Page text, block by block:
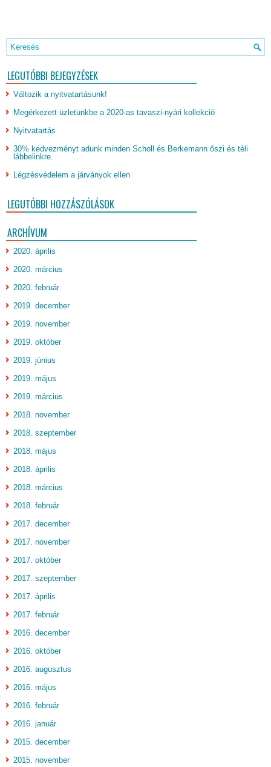
LEGUTÓBBI BEJEGYZÉSEK
Változik a nyitvatartásunk!
Megérkezett üzletünkbe a 2020-as tavaszi-nyári kollekció
Nyitvatartás
30% kedvezményt adunk minden Scholl és Berkemann őszi és téli
lábbelinkre.
Légzésvédelem a járványok ellen
LEGUTÓBBI HOZZÁSZÓLÁSOK
ARCHÍVUM
2020. április
2020. március
2020. február
2019. december
2019. november
2019. október
2019. június
2019. május
2019. március
2018. november
2018. szeptember
2018. május
2018. április
2018. március
2018. február
2017. december
2017. november
2017. október
2017. szeptember
2017. április
2017. február
2016. december
2016. október
2016. augusztus
2016. május
2016. február
2016. január
2015. december
2015. november